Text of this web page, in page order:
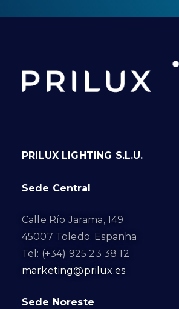
PRILUX LIGHTING S.L.U.
Sede Central
Calle Río Jarama, 149
45007 Toledo. Espanha
Tel: (+34) 925 23 38 12
marketing@prilux.es
Sede Noreste